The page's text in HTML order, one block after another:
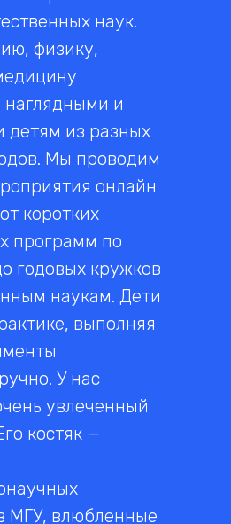
наук.
физику,
и
детям из разных
Мы проводим
онлайн
коротких
программ по
годовых кружков
наукам. Дети
выполняя
У нас
увлеченный
костяк —
МГУ, влюбленные